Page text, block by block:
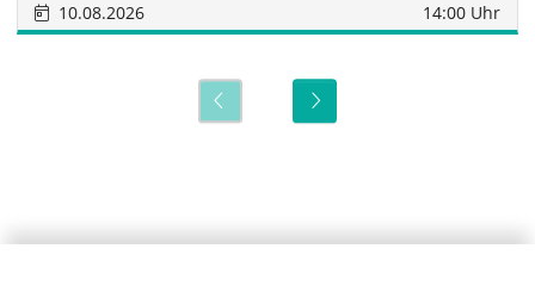
10.08.2026 14:00 Uhr